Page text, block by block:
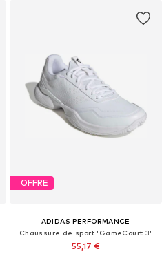
OFFRE
ADIDAS PERFORMANCE
Chaussure de sport 'GameCourt 3'
55,17 €